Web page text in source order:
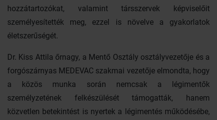
hozzátartozókat, valamint társszervek képviselőit
személyesítették meg, ezzel is növelve a gyakorlatok
életszerűségét.
Dr. Kiss Attila őrnagy, a Mentő Osztály osztályvezetője és a
forgószárnyas MEDEVAC szakmai vezetője elmondta, hogy
a közös munka során nemcsak a légimentők
személyzetének felkészülését támogatták, hanem
közvetlen betekintést is nyertek a légimentés működésébe,